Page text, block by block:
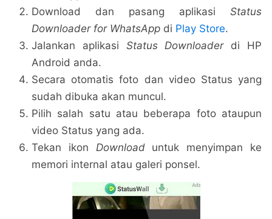
Download dan pasang aplikasiStatus
Downloader for WhatsAppdi Play Store.
Jalankan aplikasi Status Downloaderdi HP
Android anda.
Secara otomatis foto dan video Status yang
sudah dibuka akan muncul.
Pilih salah satu atau beberapa foto ataupun
video Status yang ada.
Tekan ikon Downloaduntuk menyimpan ke
memori internal atau galeri ponsel.